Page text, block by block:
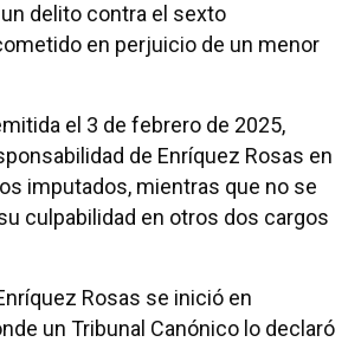
delito contra el sexto
en perjuicio de un menor
el 3 de febrero de 2025,
de Enríquez Rosas en
imputados, mientras que no se
culpabilidad en otros dos cargos
Rosas se inició en
un Tribunal Canónico lo declaró